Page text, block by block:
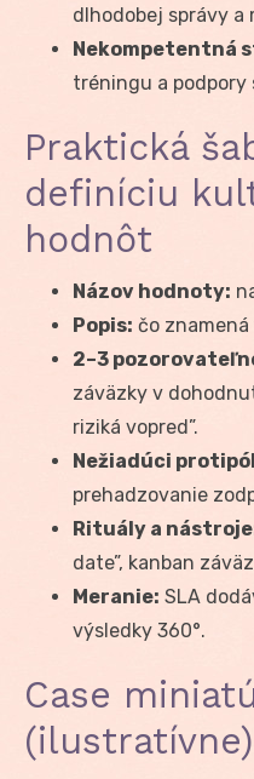
dlhodobej správy a
Nekompetentná
tréningu a podpory
Praktická
definíciu
hodnôt
Názov hodnoty:
Popis: čo
2–3
záväzky v
riziká vopred”.
Nežiadúci
prehadzovanie
Rituály a
date”, kanban
Meranie: SLA
výsledky 360°.
Case
(ilustratívne)